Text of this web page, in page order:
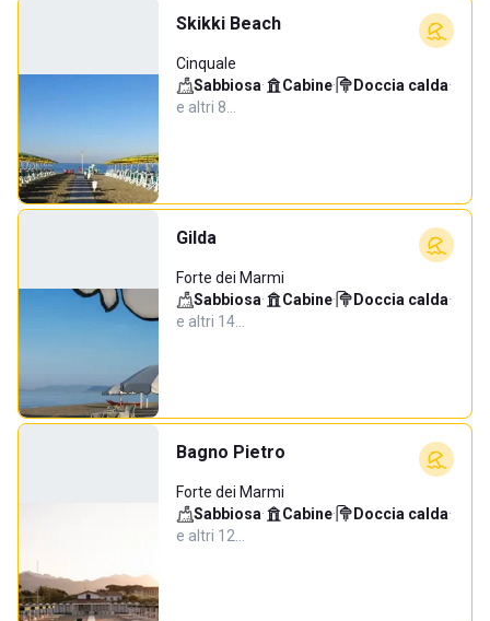
Skikki Beach
Cinquale
Sabbiosa· Cabine· Doccia calda·
e altri 8…
Gilda
Forte dei Marmi
Sabbiosa· Cabine· Doccia calda·
e altri 14…
Bagno Pietro
Forte dei Marmi
Sabbiosa· Cabine· Doccia calda·
e altri 12…